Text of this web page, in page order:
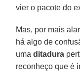
vier o pacote do
Mas, por mais
há algo de
umaditadura
reconheço que é